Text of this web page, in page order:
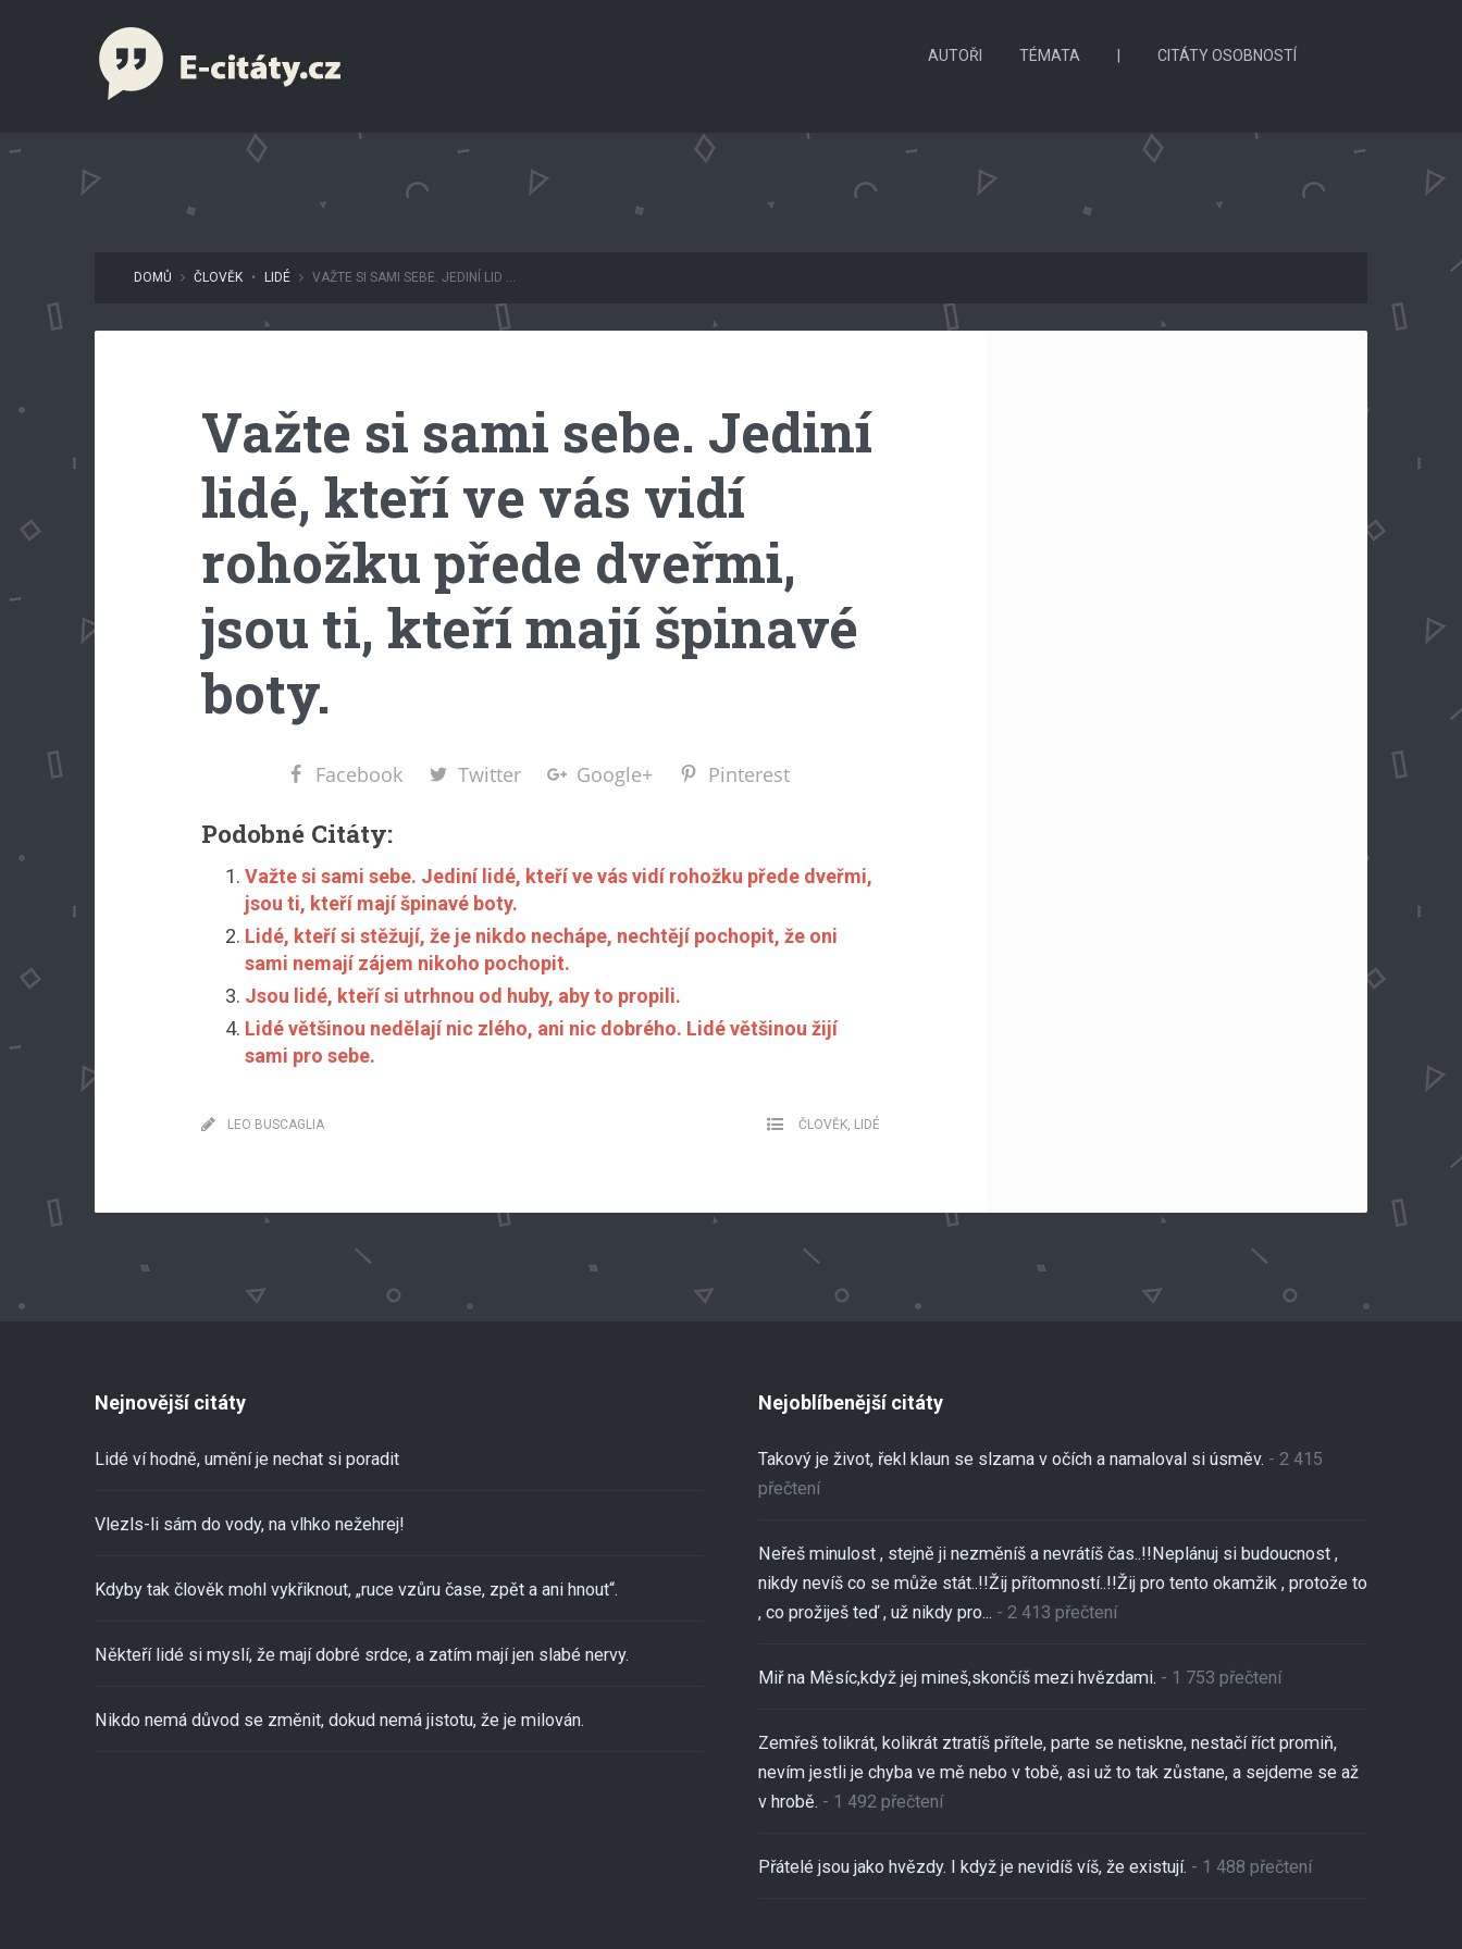
AUTOŘI TÉMATA CITÁTY OSOBNOSTÍ
DOMŮ ČLOVĚK • LIDÉ VAŽTE SI SAMI SEBE. JEDINÍ LID ...
Važte si sami sebe. Jediní
lidé, kteří ve vás vidí
rohožku přede dveřmi,
jsou ti, kteří mají špinavé
boty.
Facebook Twitter Google+ Pinterest
Podobné Citáty:
Važte si sami sebe. Jediní lidé, kteří ve vás vidí rohožku přede dveřmi,
jsou ti, kteří mají špinavé boty.
Lidé, kteří si stěžují, že je nikdo nechápe, nechtějí pochopit, že oni
sami nemají zájem nikoho pochopit.
Jsou lidé, kteří si utrhnou od huby, aby to propili.
Lidé většinou nedělají nic zlého, ani nic dobrého. Lidé většinou žijí
sami pro sebe.
LEO BUSCAGLIA ČLOVĚK, LIDÉ
Nejnovější citáty
Lidé ví hodně, umění je nechat si poradit
Vlezls-li sám do vody, na vlhko nežehrej!
Kdyby tak člověk mohl vykřiknout, „ruce vzůru čase, zpět a ani hnout“.
Někteří lidé si myslí, že mají dobré srdce, a zatím mají jen slabé nervy.
Nikdo nemá důvod se změnit, dokud nemá jistotu, že je milován.
Nejoblíbenější citáty
Takový je život, řekl klaun se slzama v očích a namaloval si úsměv. - 2 415
přečtení
Neřeš minulost , stejně ji nezměníš a nevrátíš čas..!!Neplánuj si budoucnost ,
nikdy nevíš co se může stát..!!Žij přítomností..!!Žij pro tento okamžik , protože to
, co prožiješ teď , už nikdy pro... - 2 413 přečtení
Miř na Měsíc,když jej mineš,skončíš mezi hvězdami. - 1 753 přečtení
Zemřeš tolikrát, kolikrát ztratíš přítele, parte se netiskne, nestačí říct promiň,
nevím jestli je chyba ve mě nebo v tobě, asi už to tak zůstane, a sejdeme se až
v hrobě. - 1 492 přečtení
Přátelé jsou jako hvězdy. I když je nevidíš víš, že existují. - 1 488 přečtení